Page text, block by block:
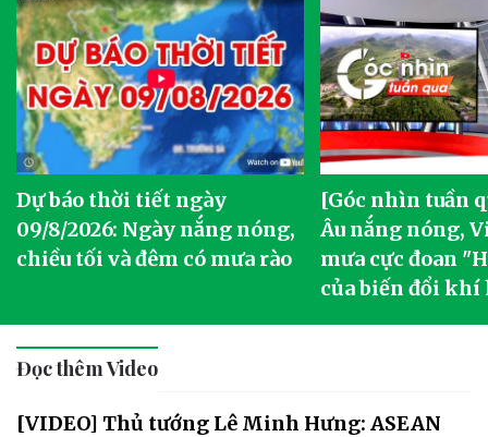
Dự báo thời tiết ngày
09/8/2026: Ngày nắng nóng,
chiều tối và đêm có mưa rào
[Góc nhìn tuần
Âu nắng nóng,
mưa cực đoan
của biến đổi khí
Đọc thêm Video
[VIDEO] Thủ tướng Lê Minh Hưng: ASEAN